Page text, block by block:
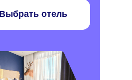
Выбрать отель